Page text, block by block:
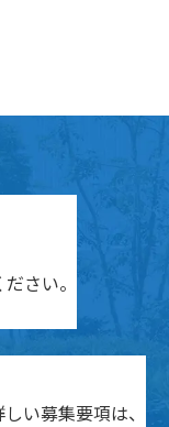
さい。
い募集要項は、